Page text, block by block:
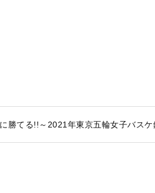
勝てる!!～2021年東京五輪女子バスケ